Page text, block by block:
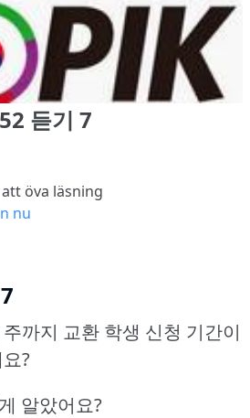
듣기 7
öva läsning
nu
까지 교환 학생 신청 기간이
?
알았어요?